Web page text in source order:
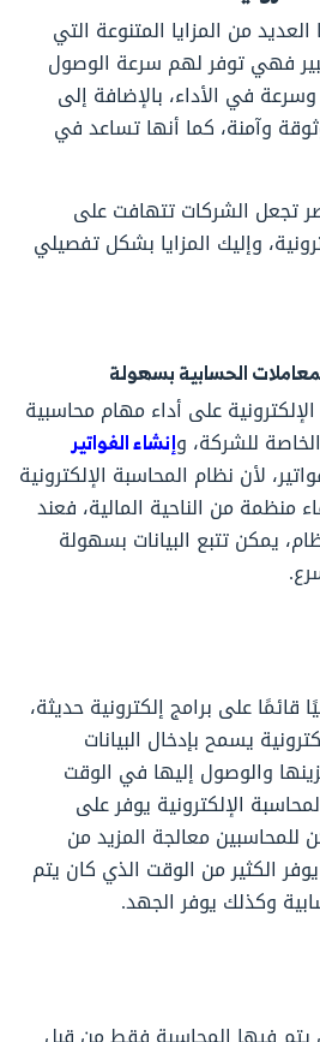
من المزايا المتنوعة التي
فهي توفر لهم سرعة الوصول
وسرعة في الأداء، بالإضافة إلى
وآمنة، كما أنها تساعد في
تجعل الشركات تتهافت على
وإليك المزايا بشكل تفصيلي
على أداء مهام محاسبية
للشركة، وإنشاء الفواتير
لأن نظام المحاسبة الإلكترونية
منظمة من الناحية المالية، فعند
يمكن تتبع البيانات بسهولة
قائمًا على برامج إلكترونية حديثة،
يسمح بإدخال البيانات
والوصول إليها في الوقت
الإلكترونية يوفر على
معالجة المزيد من
الكثير من الوقت الذي كان يتم
وكذلك يوفر الجهد.